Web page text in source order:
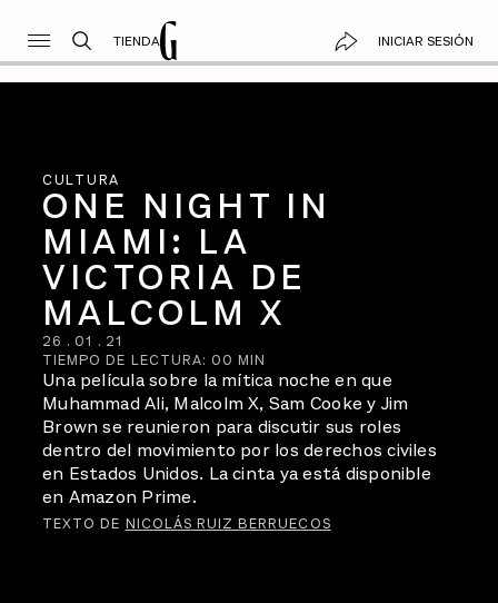
TIENDA INICIAR SESIÓN
CULTURA
ONE NIGHT IN
MIAMI: LA
VICTORIA DE
MALCOLM X
26 . 01 . 21
TIEMPO DE LECTURA: 00 MIN
Una película sobre la mítica noche en que
Muhammad Ali, Malcolm X, Sam Cooke y Jim
Brown se reunieron para discutir sus roles
dentro del movimiento por los derechos civiles
en Estados Unidos. La cinta ya está disponible
en Amazon Prime.
TEXTO DE NICOLÁS RUIZ BERRUECOS